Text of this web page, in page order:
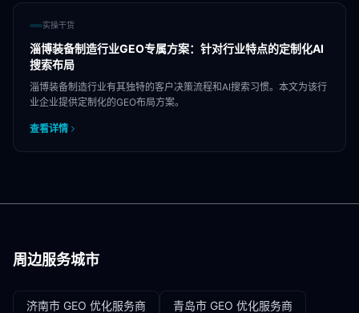
实操干货
淄博装备制造行业GEO专属方案：针对行业特点的定制化AI
搜索布局
淄博装备制造行业有其独特的客户决策流程和AI搜索习惯。本文为该行
业企业提供定制化的GEO布局方案。
查看详情
周边服务城市
济南市 GEO 优化服务商 青岛市 GEO 优化服务商